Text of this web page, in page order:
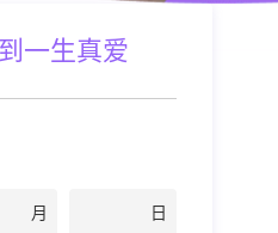
热
系
不是衡
一个人
待事物
会员
男, 江
可以
别让
父母就
一生真爱
月 日